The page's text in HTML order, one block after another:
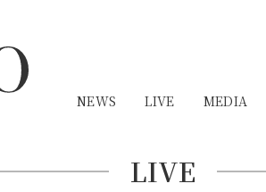
NEWS LIVE MEDIA
LIVE